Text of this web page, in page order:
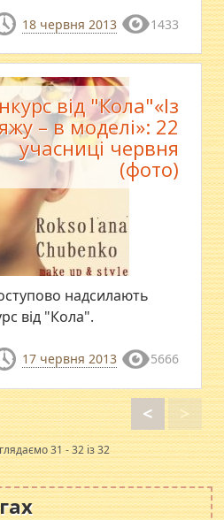
18 червня 2013 1433
від "Кола"«Із
– в моделі»: 22
учасниці червня
(фото)
надсилають
від "Кола".
17 червня 2013 5666
< >
31 - 32 із 32